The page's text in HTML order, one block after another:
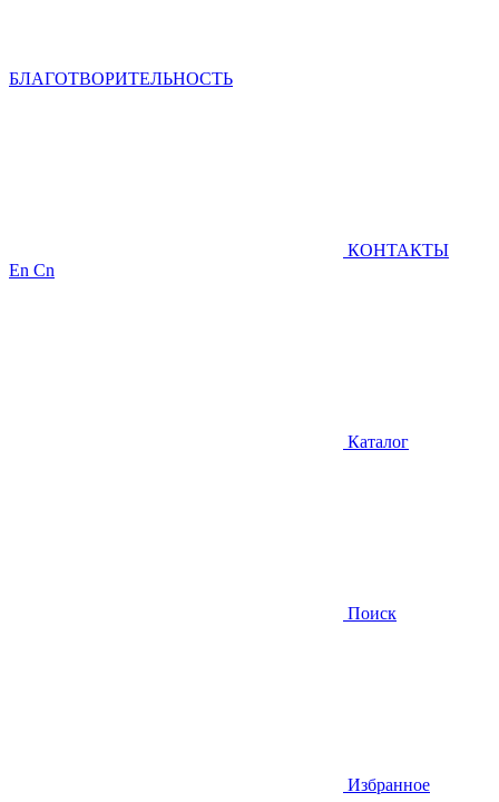
БЛАГОТВОРИТЕЛЬНОСТЬ
КОНТАКТЫ
En Cn
Каталог
Поиск
Избранное